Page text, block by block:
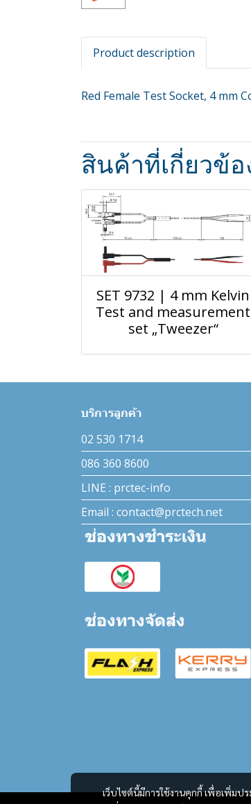
Product description
Red Female Test Socket, 4 mm
สินค้าที่เกี่ยวข้อ
SET 9732 | 4 mm Kelvin
Test and measurement
set „Tweezer“
เว็บไซต์นี้มีการใช้งานคุกกี้ เพื่อเพิ่ม
บริการลูกค้า
02 530 1714
086 360 8600
LINE : prctec-info
Email : contact@prctech.net